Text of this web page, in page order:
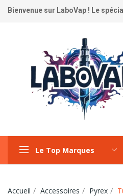
Bienvenue sur LaboVap ! Le
Le Top Marques
Accueil Accessoires Pyrex